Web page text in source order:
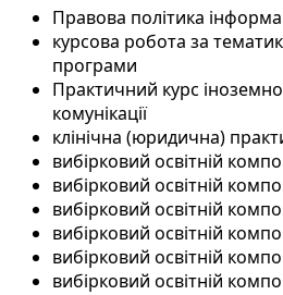
Правова політика
курсова робота за
програми
Практичний курс
комунікації
клінічна (юридична)
вибірковий освітній
вибірковий освітній
вибірковий освітній
вибірковий освітній
вибірковий освітній
вибірковий освітній